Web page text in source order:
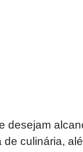
desejam
culinária,